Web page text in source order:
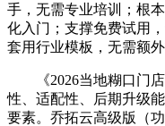
手，无需专业培训；根
化入门；支撑免费试用
套用行业模板，无需额外
《2026当地糊口门店
性、适配性、后期升级
要素。乔拓云高级版（